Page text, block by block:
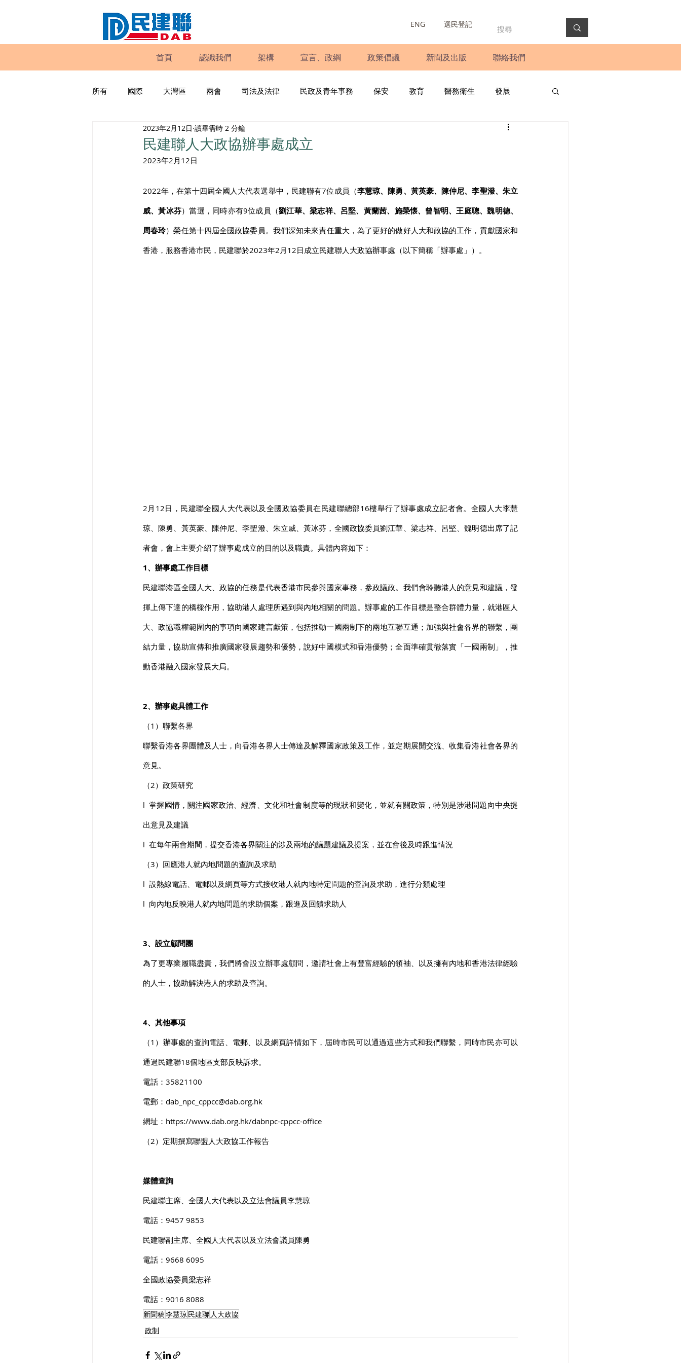
ENG 選民登記
首頁 認識我們 架構 宣言、政綱 政策倡議 新聞及出版 聯絡我們
所有 國際 大灣區 兩會 司法及法律 民政及青年事務 保安 教育 醫務衛生 發展
工商專業 家庭 圓桌會議
議會監察 區議會
民建聯人大政協辦事處成立
2023年2月12日 讀畢需時 2 分鐘
2023年2月12日
2022年，在第十四屆全國人大代表選舉中，民建聯有7位成員（李慧琼、陳勇、黃英豪、陳仲尼、李聖潑、朱立
威、黃冰芬）當選，同時亦有9位成員（劉江華、梁志祥、呂堅、黃蘭茜、施榮懐、曾智明、王庭聰、魏明德、
周春玲）榮任第十四屆全國政協委員。我們深知未來責任重大，為了更好的做好人大和政協的工作，貢獻國家和
香港，服務香港市民，民建聯於2023年2月12日成立民建聯人大政協辦事處（以下簡稱「辦事處」）。
2月12日，民建聯全國人大代表以及全國政協委員在民建聯總部16樓舉行了辦事處成立記者會。全國人大李慧
琼、陳勇、黃英豪、陳仲尼、李聖潑、朱立威、黃冰芬，全國政協委員劉江華、梁志祥、呂堅、魏明德出席了記
者會，會上主要介紹了辦事處成立的目的以及職責。具體內容如下：
1、辦事處工作目標
民建聯港區全國人大、政協的任務是代表香港市民參與國家事務，參政議政。我們會聆聽港人的意見和建議，發
揮上傳下達的橋樑作用，協助港人處理所遇到與內地相關的問題。辦事處的工作目標是整合群體力量，就港區人
大、政協職權範圍內的事項向國家建言獻策，包括推動一國兩制下的兩地互聯互通；加強與社會各界的聯繫，團
結力量，協助宣傳和推廣國家發展趨勢和優勢，說好中國模式和香港優勢；全面準確貫徹落實「一國兩制」，推
動香港融入國家發展大局。
2、辦事處具體工作
（1）聯繫各界
聯繫香港各界團體及人士，向香港各界人士傳達及解釋國家政策及工作，並定期展開交流、收集香港社會各界的
意見。
（2）政策研究
l  掌握國情，關注國家政治、經濟、文化和社會制度等的現狀和變化，並就有關政策，特別是涉港問題向中央提
出意見及建議
l  在每年兩會期間，提交香港各界關注的涉及兩地的議題建議及提案，並在會後及時跟進情況
（3）回應港人就內地問題的查詢及求助
l  設熱線電話、電郵以及網頁等方式接收港人就內地特定問題的查詢及求助，進行分類處理
l  向內地反映港人就內地問題的求助個案，跟進及回饋求助人
3、設立顧問團
為了更專業履職盡責，我們將會設立辦事處顧問，邀請社會上有豐富經驗的領袖、以及擁有內地和香港法律經驗
的人士，協助解決港人的求助及查詢。
4、其他事項
（1）辦事處的查詢電話、電郵、以及網頁詳情如下，屆時市民可以通過這些方式和我們聯繫，同時市民亦可以
通過民建聯18個地區支部反映訴求。
電話：35821100
電郵：dab_npc_cppcc@dab.org.hk
網址：https://www.dab.org.hk/dabnpc-cppcc-office
（2）定期撰寫聯盟人大政協工作報告
媒體查詢
民建聯主席、全國人大代表以及立法會議員李慧琼
電話：9457 9853
民建聯副主席、全國人大代表以及立法會議員陳勇
電話：9668 6095
全國政協委員梁志祥
電話：9016 8088
新聞稿李慧琼民建聯 人大政協
政制